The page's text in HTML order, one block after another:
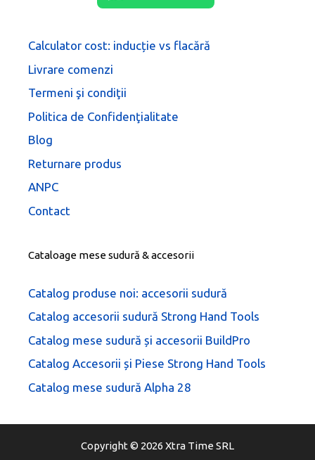
Calculator cost: inducție vs flacără
Livrare comenzi
Termeni şi condiţii
Politica de Confidenţialitate
Blog
Returnare produs
ANPC
Contact
Cataloage mese sudură & accesorii
Catalog produse noi: accesorii sudură
Catalog accesorii sudură Strong Hand Tools
Catalog mese sudură și accesorii BuildPro
Catalog Accesorii și Piese Strong Hand Tools
Catalog mese sudură Alpha 28
Copyright © 2026 Xtra Time SRL